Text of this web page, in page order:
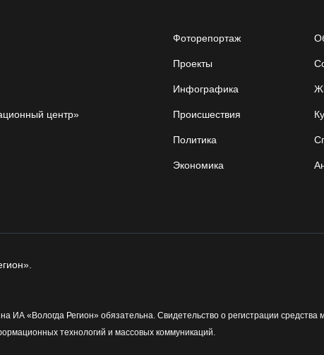
центр»
Фоторепортаж
Проекты
Инфографика
Происшествия
Политика
Экономика
ИА «Вологда Регион» обязательна. Свидетельство о регистрации
технологий и массовых коммуникаций.